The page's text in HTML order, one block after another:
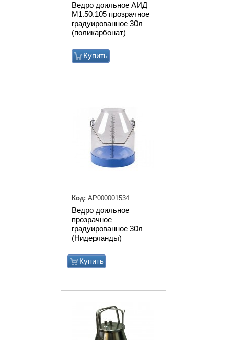
Ведро доильное АИД
М1.50.105 прозрачное
градуированное 30л
(поликарбонат)
Купить
Ведро доильное
прозрачное
градуированное 30л
(Нидерланды)
Купить
Код: АР000001534